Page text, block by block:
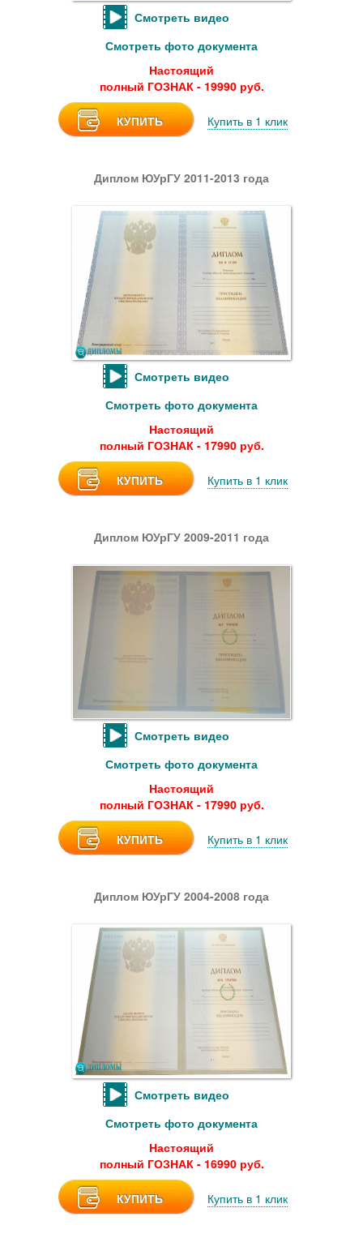
Смотреть видео
Смотреть фото документа
Настоящий
полный ГОЗНАК - 19990 руб.
КУПИТЬ Купить в 1 клик
Диплом ЮУрГУ 2011-2013 года
Смотреть видео
Смотреть фото документа
Настоящий
полный ГОЗНАК - 17990 руб.
КУПИТЬ Купить в 1 клик
Диплом ЮУрГУ 2009-2011 года
Смотреть видео
Смотреть фото документа
Настоящий
полный ГОЗНАК - 17990 руб.
КУПИТЬ Купить в 1 клик
Диплом ЮУрГУ 2004-2008 года
Смотреть видео
Смотреть фото документа
Настоящий
полный ГОЗНАК - 16990 руб.
КУПИТЬ Купить в 1 клик